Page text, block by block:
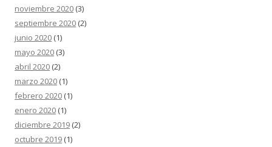
noviembre 2020 (3)
septiembre 2020 (2)
junio 2020 (1)
mayo 2020 (3)
abril 2020 (2)
marzo 2020 (1)
febrero 2020 (1)
enero 2020 (1)
diciembre 2019 (2)
octubre 2019 (1)